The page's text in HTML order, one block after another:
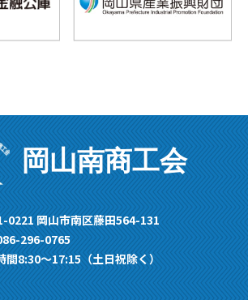
岡山南商工会
0221 岡山市南区藤田564-131
296-0765
間8:30〜17:15（土日祝除く）